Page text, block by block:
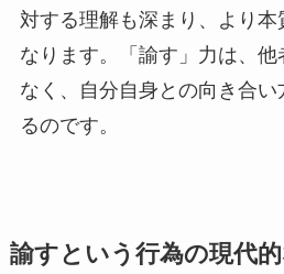
対する理解も深まり、より
なります。「諭す」力は、
なく、自分自身との向き合
るのです。
諭すという行為の現代